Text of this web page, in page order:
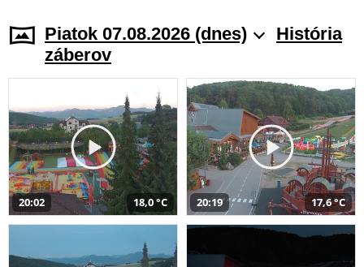
Piatok 07.08.2026 (dnes)
História
záberov
20:02 18,0 °C 20:19 17,6 °C